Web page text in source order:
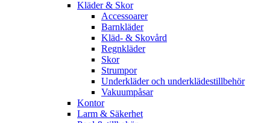
Kläder & Skor
Accessoarer
Barnkläder
Kläd- & Skovård
Regnkläder
Skor
Strumpor
Underkläder och underklädestillbehör
Vakuumpåsar
Kontor
Larm & Säkerhet